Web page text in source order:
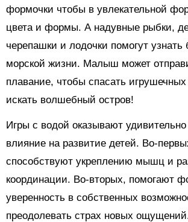
формочки чтобы в увлекательной
цвета и формы. А надувные рыбки,
черепашки и лодочки помогут
морской жизни. Малыш может
плавание, чтобы спасать
искать волшебный остров!
Игры с водой оказывают удивительно
влияние на развитие детей. Во-
способствуют укреплению мышц и
координации. Во-вторых, помогают
уверенность в собственных
преодолевать страх новых